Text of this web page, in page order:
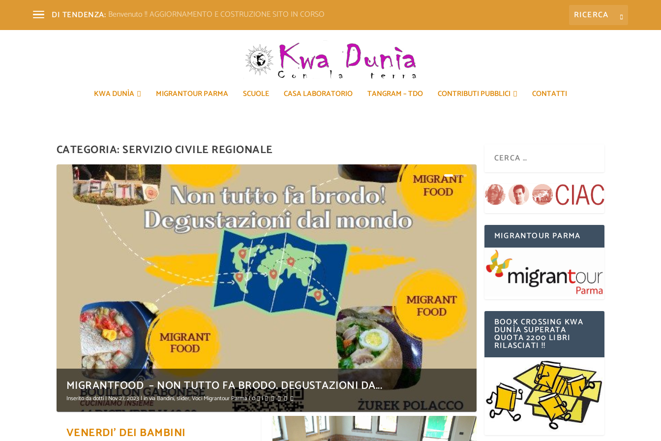
DI TENDENZA: Benvenuto !! AGGIORNAMENTO E COSTRUZIONE SITO IN CORSO
KWA DUNÌA MIGRANTOUR PARMA SCUOLE CASA LABORATORIO TANGRAM – TDO CONTRIBUTI PUBBLICI CONTATTI
CATEGORIA:SERVIZIO CIVILE REGIONALE
MIGRANTFOOD – NON TUTTO FA BRODO. DEGUSTAZIONI DA...
Inserito dadotti|Nov 27, 2023|in via Bandini,slider,Voci Migrantour Parma|0 |
VENERDI’ DEI BAMBINI
MIGRANTOUR PARMA
BOOK CROSSING KWA
DUNÌA SUPERATA
QUOTA 2200 LIBRI
RILASCIATI !!